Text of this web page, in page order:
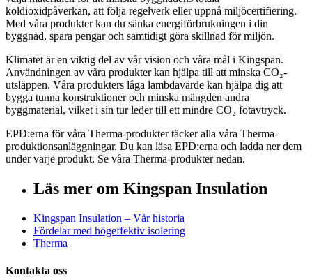
koldioxidpåverkan, att följa regelverk eller uppnå miljöcertifiering.
Med våra produkter kan du sänka energiförbrukningen i din
byggnad, spara pengar och samtidigt göra skillnad för miljön.
Klimatet är en viktig del av vår vision och våra mål i Kingspan.
Användningen av våra produkter kan hjälpa till att minska CO₂-
utsläppen. Våra produkters låga lambdavärde kan hjälpa dig att
bygga tunna konstruktioner och minska mängden andra
byggmaterial, vilket i sin tur leder till ett mindre CO₂ fotavtryck.
EPD:erna för våra Therma-produkter täcker alla våra Therma-
produktionsanläggningar. Du kan läsa EPD:erna och ladda ner dem
under varje produkt. Se våra Therma-produkter nedan.
Läs mer om Kingspan Insulation
Kingspan Insulation – Vår historia
Fördelar med högeffektiv isolering
Therma
Kontakta oss